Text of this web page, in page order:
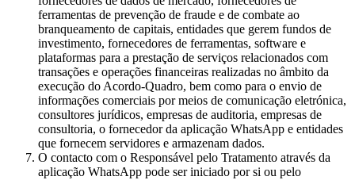
ferramentas de prevenção de fraude e de combate ao
branqueamento de capitais, entidades que gerem fundos de
investimento, fornecedores de ferramentas, software e
plataformas para a prestação de serviços relacionados com
transações e operações financeiras realizadas no âmbito da
execução do Acordo-Quadro, bem como para o envio de
informações comerciais por meios de comunicação eletrónica,
consultores jurídicos, empresas de auditoria, empresas de
consultoria, o fornecedor da aplicação WhatsApp e entidades
que fornecem servidores e armazenam dados.
O contacto com o Responsável pelo Tratamento através da
aplicação WhatsApp pode ser iniciado por si ou pelo